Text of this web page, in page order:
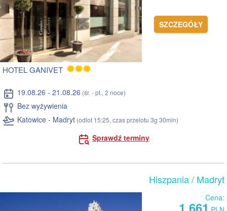
SZCZEGÓŁY
HOTEL GANIVET
19.08.26 - 21.08.26 (śr. - pt., 2 noce)
Bez wyżywienia
Katowice - Madryt (odlot 15:25, czas przelotu 3g 30min)
Sprawdź terminy
Hiszpania/ Madryt
Cena: